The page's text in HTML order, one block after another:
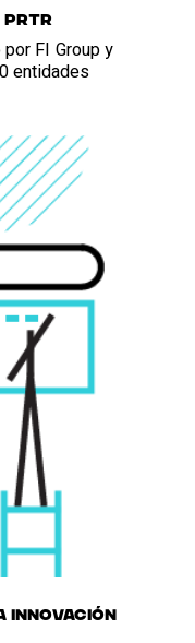
FI Group y
entidades
innovación